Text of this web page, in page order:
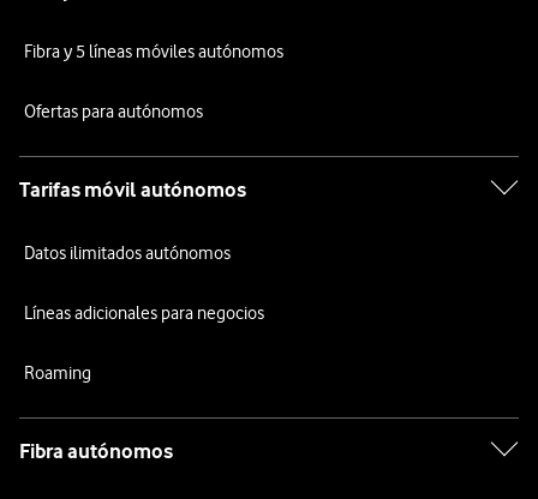
Fibra y 5 líneas móviles autónomos
Ofertas para autónomos
Tarifas móvil autónomos
Datos ilimitados autónomos
Líneas adicionales para negocios
Roaming
Fibra autónomos